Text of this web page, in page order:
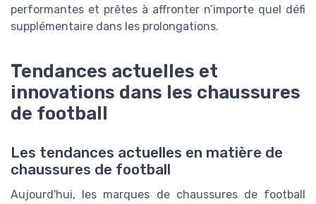
performantes et prêtes à affronter n’importe quel défi
supplémentaire dans les prolongations.
Tendances actuelles et
innovations dans les chaussures
de football
Les tendances actuelles en matière de
chaussures de football
Aujourd'hui, les marques de chaussures de football